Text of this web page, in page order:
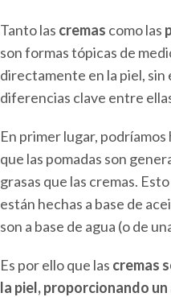
Tanto las cremas como las
son formas tópicas de
directamente en la piel, sin
diferencias clave entre
En primer lugar,
que las pomadas son
grasas que las cremas.
están hechas a base de
son a base de agua (o de
Es por ello que las cremas
la piel, proporcionando